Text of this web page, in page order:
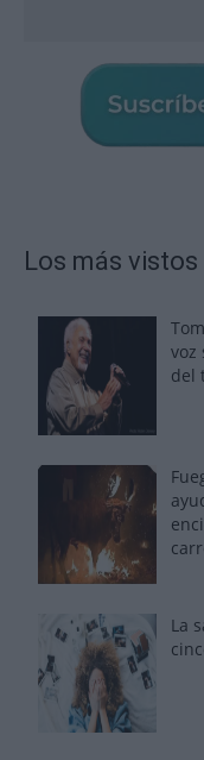
Los más vistos
voz
del
La